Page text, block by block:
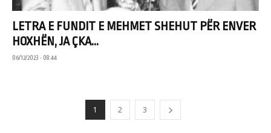
LETRA E FUNDIT E MEHMET SHEHUT PËR ENVER
HOXHËN, JA ÇKA...
06/12/2023 • 08:44
1 2 3